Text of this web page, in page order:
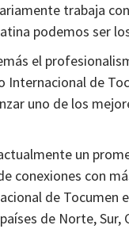
trabaja
podemos ser
el
Internacional de
uno de los
un
conexiones con
de Tocumen
de Norte,